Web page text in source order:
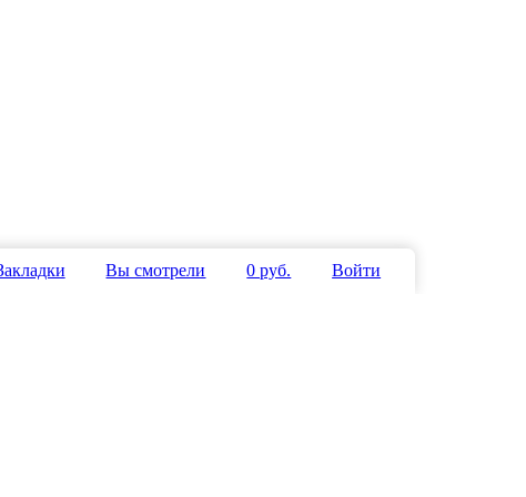
Вы смотрели 0 руб. Войти